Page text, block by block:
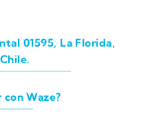
01595, La Florida,
con Waze?